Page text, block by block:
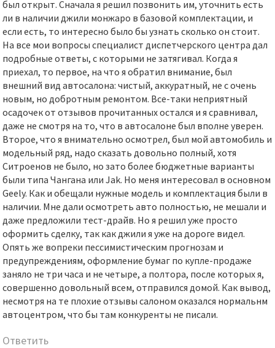
был открыт. Сначала я решил позвонить им, уточнить есть
ли в наличии джили монжаро в базовой комплектации, и
если есть, то интересно было бы узнать сколько он стоит.
На все мои вопросы специалист диспетчерского центра дал
подробные ответы, с которыми не затягивал. Когда я
приехал, то первое, на что я обратил внимание, был
внешний вид автосалона: чистый, аккуратный, не с очень
новым, но добротным ремонтом. Все-таки неприятный
осадочек от отзывов прочитанных остался и я сравнивал,
даже не смотря на то, что в автосалоне был вполне уверен.
Второе, что я внимательно осмотрел, был мой автомобиль и
модельный ряд, надо сказать довольно полный, хотя
Ситроенов не было, но зато более бюджетные варианты
были типа Чангана или Jak. Но меня интересовал в основном
Geely. Как и обещали нужные модель и комплектация были в
наличии. Мне дали осмотреть авто полностью, не мешали и
даже предложили тест-драйв. Но я решил уже просто
оформить сделку, так как джили я уже на дороге видел.
Опять же вопреки пессимистическим прогнозам и
предупреждениям, оформление бумаг по купле-продаже
заняло не три часа и не четыре, а полтора, после которых я,
совершенно довольный всем, отправился домой. Как вывод,
несмотря на те плохие отзывы салоном оказался нормальнм
автоцентром, что бы там конкуренты не писали.
Ответить